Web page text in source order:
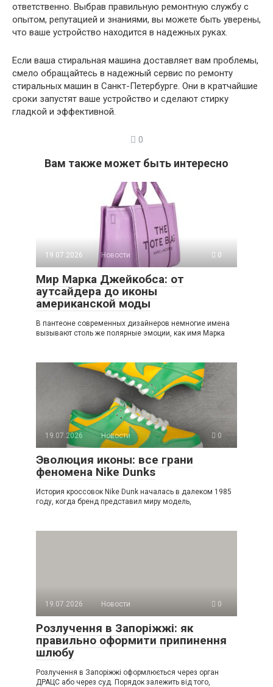
ответственно. Выбрав правильную ремонтную службу с
опытом, репутацией и знаниями, вы можете быть уверены,
что ваше устройство находится в надежных руках.
Если ваша стиральная машина доставляет вам проблемы,
смело обращайтесь в надежный сервис по ремонту
стиральных машин в Санкт-Петербурге. Они в кратчайшие
сроки запустят ваше устройство и сделают стирку
гладкой и эффективной.
0
Вам также может быть интересно
19.07.2026 Новости 0
Мир Марка Джейкобса: от
аутсайдера до иконы
американской моды
В пантеоне современных дизайнеров немногие имена
вызывают столь же полярные эмоции, как имя Марка
19.07.2026 Новости 0
Эволюция иконы: все грани
феномена Nike Dunks
История кроссовок Nike Dunk началась в далеком 1985
году, когда бренд представил миру модель,
19.07.2026 Новости 0
Розлучення в Запоріжжі: як
правильно оформити припинення
шлюбу
Розлучення в Запоріжжі оформлюється через орган
ДРАЦС або через суд. Порядок залежить від того,